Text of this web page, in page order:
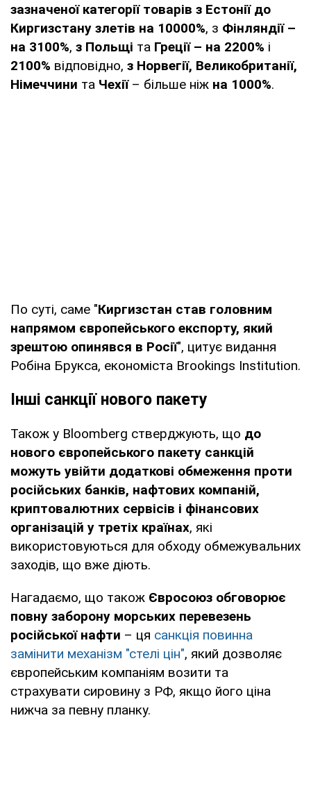
зазначеної категорії товарів з Естонії до
Киргизстану злетів на 10000%, з Фінляндії –
на 3100%, з Польщі та Греції – на 2200% і
2100% відповідно, з Норвегії, Великобританії,
Німеччини та Чехії – більше ніж на 1000%.
По суті, саме "Киргизстан став головним
напрямом європейського експорту, який
зрештою опинявся в Росії", цитує видання
Робіна Брукса, економіста Brookings Institution.
Інші санкції нового пакету
Також у Bloomberg стверджують, що до
нового європейського пакету санкцій
можуть увійти додаткові обмеження проти
російських банків, нафтових компаній,
криптовалютних сервісів і фінансових
організацій у третіх країнах, які
використовуються для обходу обмежувальних
заходів, що вже діють.
Нагадаємо, що також Євросоюз обговорює
повну заборону морських перевезень
російської нафти – ця санкція повинна
замінити механізм "стелі цін", який дозволяє
європейським компаніям возити та
страхувати сировину з РФ, якщо його ціна
нижча за певну планку.